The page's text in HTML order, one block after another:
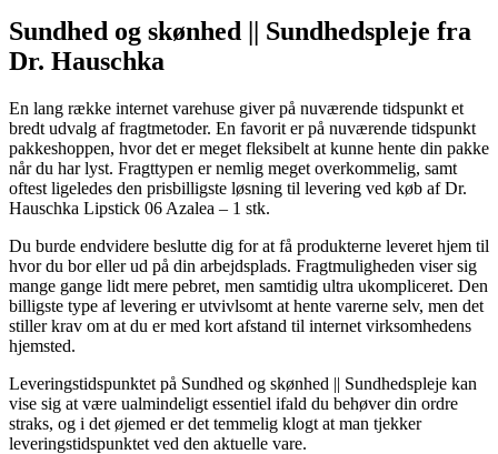
Sundhed og skønhed || Sundhedspleje fra
Dr. Hauschka
En lang række internet varehuse giver på nuværende tidspunkt et
bredt udvalg af fragtmetoder. En favorit er på nuværende tidspunkt
pakkeshoppen, hvor det er meget fleksibelt at kunne hente din pakke
når du har lyst. Fragttypen er nemlig meget overkommelig, samt
oftest ligeledes den prisbilligste løsning til levering ved køb af Dr.
Hauschka Lipstick 06 Azalea – 1 stk.
Du burde endvidere beslutte dig for at få produkterne leveret hjem til
hvor du bor eller ud på din arbejdsplads. Fragtmuligheden viser sig
mange gange lidt mere pebret, men samtidig ultra ukompliceret. Den
billigste type af levering er utvivlsomt at hente varerne selv, men det
stiller krav om at du er med kort afstand til internet virksomhedens
hjemsted.
Leveringstidspunktet på Sundhed og skønhed || Sundhedspleje kan
vise sig at være ualmindeligt essentiel ifald du behøver din ordre
straks, og i det øjemed er det temmelig klogt at man tjekker
leveringstidspunktet ved den aktuelle vare.